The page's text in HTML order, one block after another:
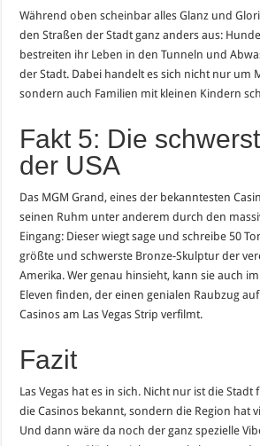
Während oben scheinbar alles Glanz und
den Straßen der Stadt ganz anders aus:
bestreiten ihr Leben in den Tunneln und
der Stadt. Dabei handelt es sich nicht nur um
sondern auch Familien mit kleinen Kindern
Fakt 5: Die
der USA
Das MGM Grand, eines der bekanntesten
seinen Ruhm unter anderem durch den
Eingang: Dieser wiegt sage und schreibe 50
größte und schwerste Bronze-Skulptur der
Amerika. Wer genau hinsieht, kann sie auch im
Eleven finden, der einen genialen Raubzug
Casinos am Las Vegas Strip verfilmt.
Fazit
Las Vegas hat es in sich. Nicht nur ist die
die Casinos bekannt, sondern die Region hat
Und dann wäre da noch der ganz spezielle